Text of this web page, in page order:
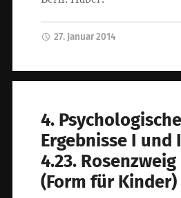
27. Januar 2014
4. Psychologische
Ergebnisse I und
4.23. Rosenzweig
(Form für Kinder)